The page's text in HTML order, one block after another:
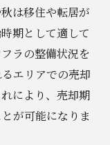
は移住や転居が
期として適して
ラの整備状況を
エリアでの売却
により、売却期
が可能になりま